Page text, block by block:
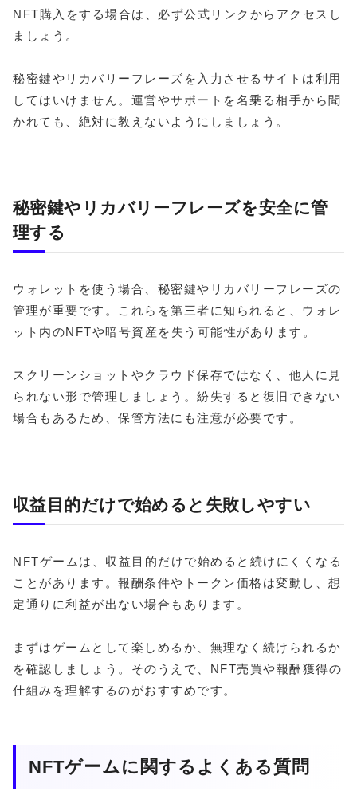
NFT購入をする場合は、必ず公式リンクからアクセスし
ましょう。
秘密鍵やリカバリーフレーズを入力させるサイトは利用
してはいけません。運営やサポートを名乗る相手から聞
かれても、絶対に教えないようにしましょう。
秘密鍵やリカバリーフレーズを安全に管
理する
ウォレットを使う場合、秘密鍵やリカバリーフレーズの
管理が重要です。これらを第三者に知られると、ウォレ
ット内のNFTや暗号資産を失う可能性があります。
スクリーンショットやクラウド保存ではなく、他人に見
られない形で管理しましょう。紛失すると復旧できない
場合もあるため、保管方法にも注意が必要です。
収益目的だけで始めると失敗しやすい
NFTゲームは、収益目的だけで始めると続けにくくなる
ことがあります。報酬条件やトークン価格は変動し、想
定通りに利益が出ない場合もあります。
まずはゲームとして楽しめるか、無理なく続けられるか
を確認しましょう。そのうえで、NFT売買や報酬獲得の
仕組みを理解するのがおすすめです。
NFTゲームに関するよくある質問